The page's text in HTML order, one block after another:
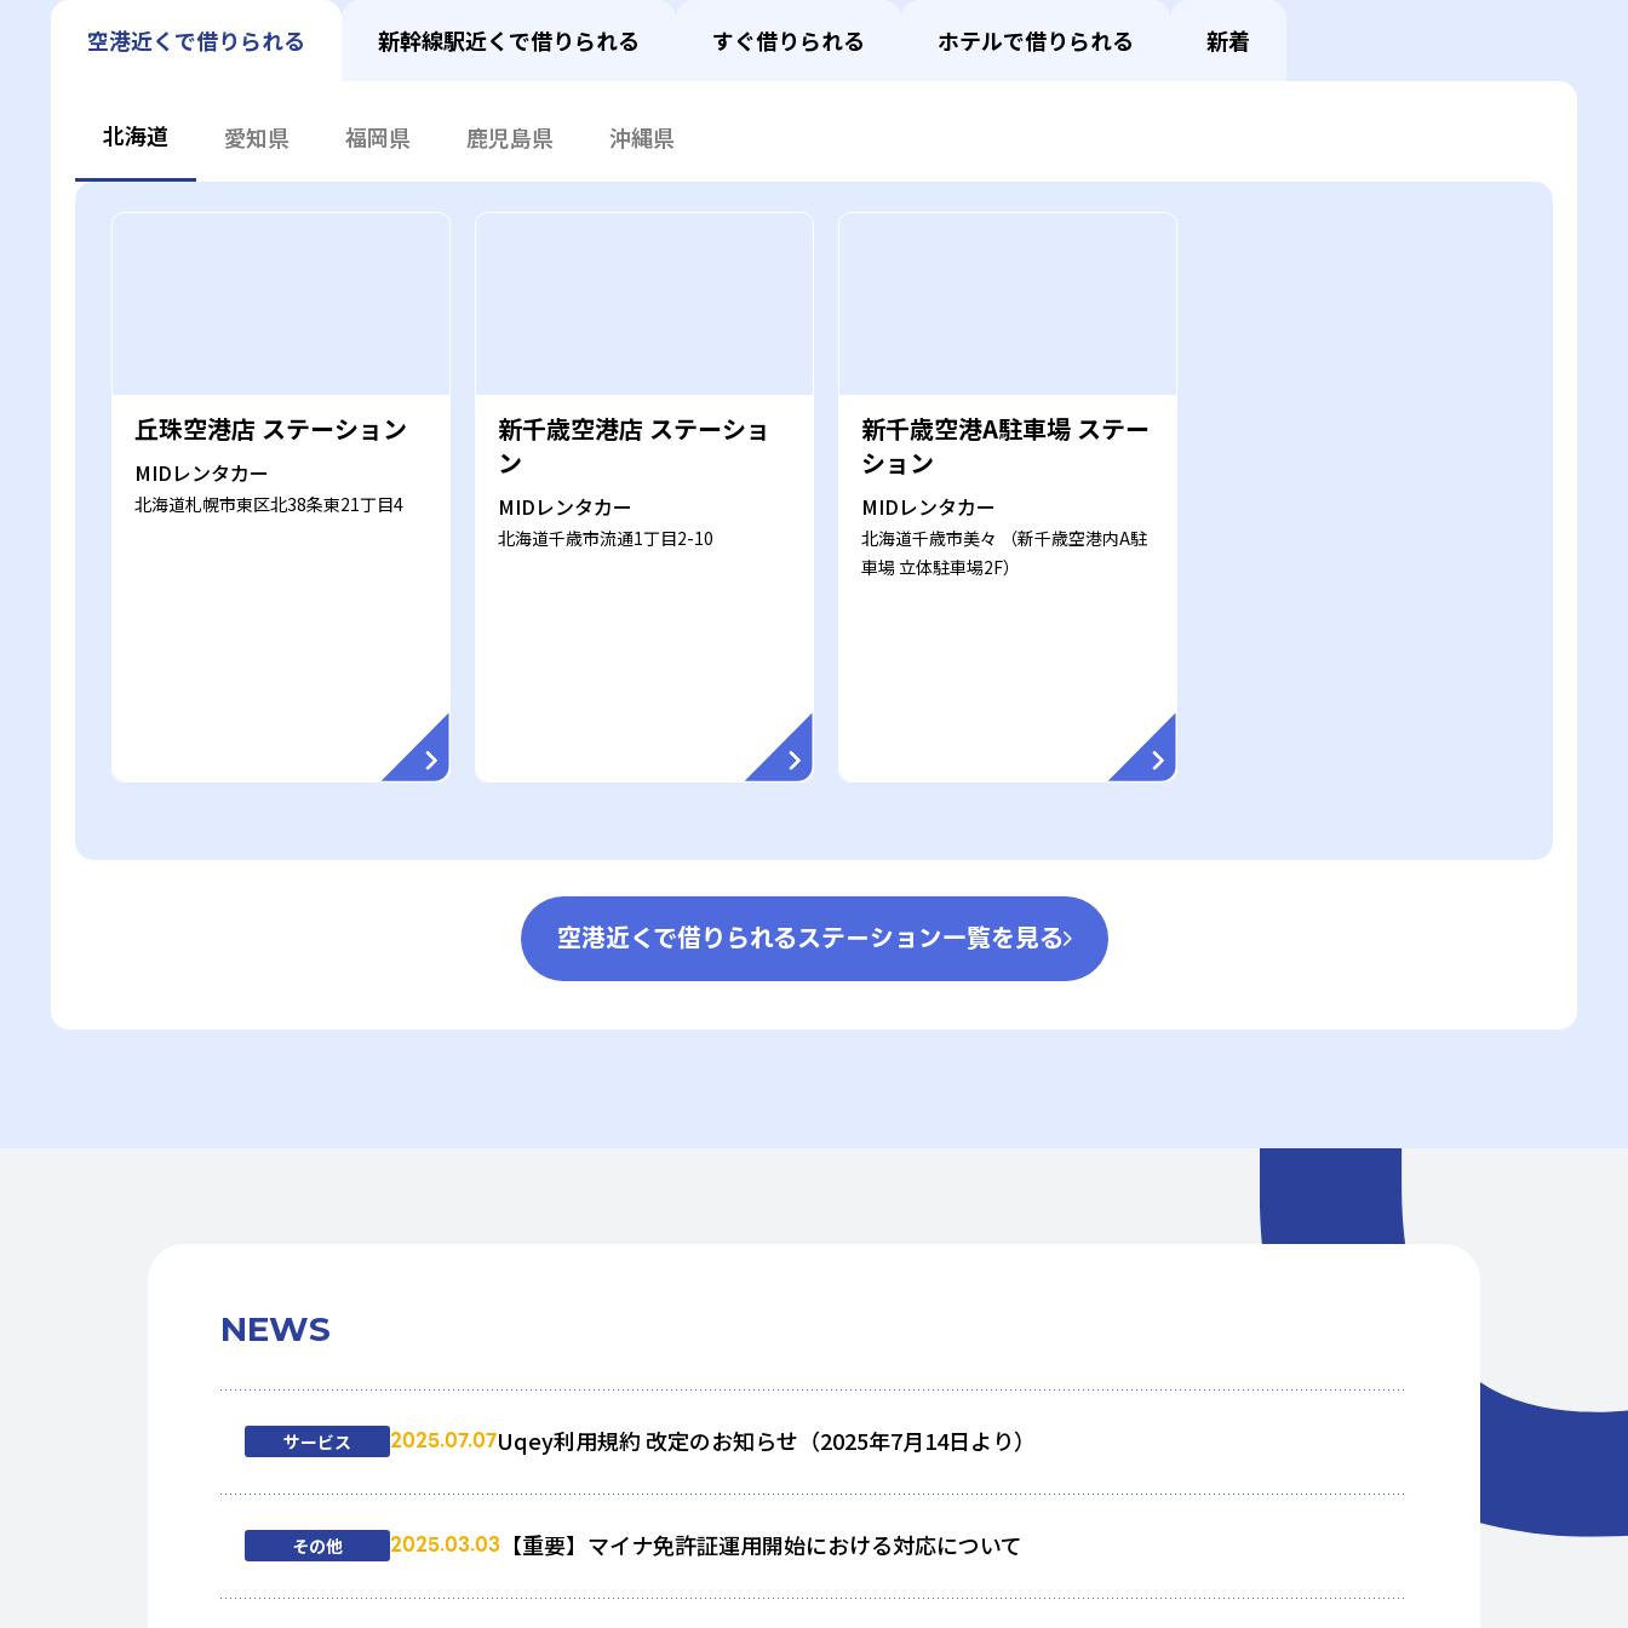
空港近くで借りられる 新幹線駅近くで借りられる すぐ借りられる ホテルで借りられる 新着
北海道 愛知県 福岡県 鹿児島県 沖縄県
丘珠空港店 ステーション
MIDレンタカー
北海道札幌市東区北38条東21丁目4
新千歳空港店 ステーショ
ン
MIDレンタカー
北海道千歳市流通1丁目2-10
新千歳空港A駐車場 ステー
ション
MIDレンタカー
北海道千歳市美々 （新千歳空港内A駐
車場 立体駐車場2F）
空港近くで借りられるステーション一覧を見る
NEWS
サービス 2025.07.07Uqey利用規約 改定のお知らせ（2025年7月14日より）
その他 2025.03.03 【重要】マイナ免許証運用開始における対応について